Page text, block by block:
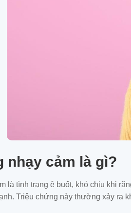
nhạy cảm là gì?
là tình trạng ê buốt, khó chịu khi
Triệu chứng này thường xảy ra